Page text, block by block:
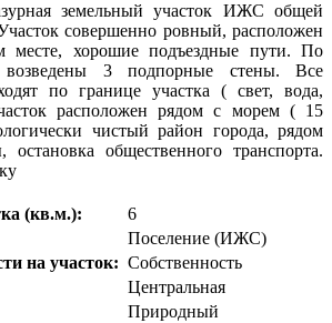
земельный участок ИЖС общей
совершенно ровный, расположен
месте, хорошие подъездные пути. По
возведены 3 подпорные стены. Все
по границе участка ( свет, вода,
расположен рядом с морем ( 15
чистый район города, рядом
остановка общественного транспорта.
(кв.м.):
6
Поселение (ИЖС)
на участок: Собственность
Центральная
Природный